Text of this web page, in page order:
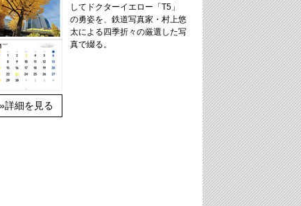
»詳細を見る
してドクターイエロー「T5」
の勇姿を、鉄道写真家・村上悠
太による四季折々の厳選した写
真で綴る。